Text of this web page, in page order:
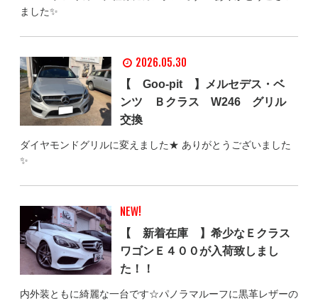
ました✨
2026.05.30
【 Goo-pit 】メルセデス・ベ
ンツ Ｂクラス W246 グリル
交換
ダイヤモンドグリルに変えました★ ありがとうございました
✨
NEW!
【 新着在庫 】希少なＥクラス
ワゴンＥ４００が入荷致しまし
た！！
内外装ともに綺麗な一台です☆パノラマルーフに黒革レザーの